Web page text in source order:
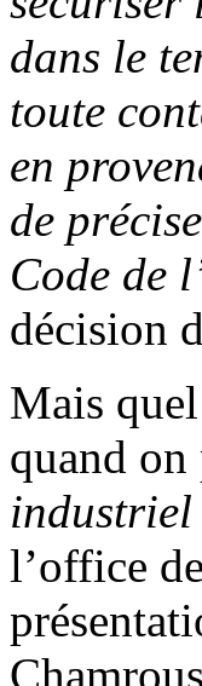
dans le
toute
en
de
Code de
décision
Mais
quand
industriel
l’office